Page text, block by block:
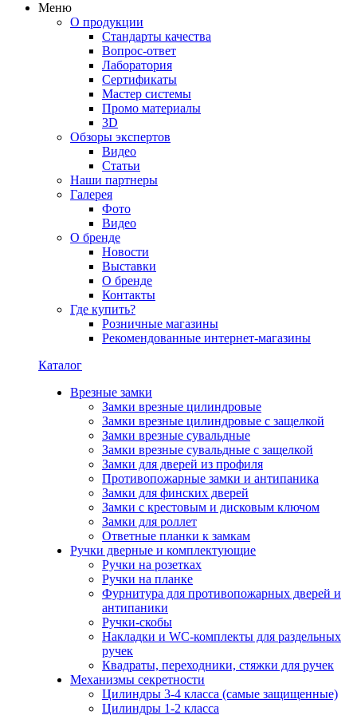
Меню
О продукции
Стандарты качества
Вопрос-ответ
Лаборатория
Сертификаты
Мастер системы
Промо материалы
3D
Обзоры экспертов
Видео
Статьи
Наши партнеры
Галерея
Фото
Видео
О бренде
Новости
Выставки
О бренде
Контакты
Где купить?
Розничные магазины
Рекомендованные интернет-магазины
Каталог
Врезные замки
Замки врезные цилиндровые
Замки врезные цилиндровые с защелкой
Замки врезные сувальдные
Замки врезные сувальдные с защелкой
Замки для дверей из профиля
Противопожарные замки и антипаника
Замки для финских дверей
Замки с крестовым и дисковым ключом
Замки для роллет
Ответные планки к замкам
Ручки дверные и комплектующие
Ручки на розетках
Ручки на планке
Фурнитура для противопожарных дверей и
антипаники
Ручки-скобы
Накладки и WC-комплекты для раздельных
ручек
Квадраты, переходники, стяжки для ручек
Механизмы секретности
Цилиндры 3-4 класса (самые защищенные)
Цилиндры 1-2 класса